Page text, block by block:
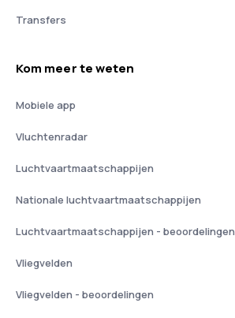
Transfers
Kom meer te weten
Mobiele app
Vluchtenradar
Luchtvaartmaatschappijen
Nationale luchtvaartmaatschappijen
Luchtvaartmaatschappijen - beoordelingen
Vliegvelden
Vliegvelden - beoordelingen